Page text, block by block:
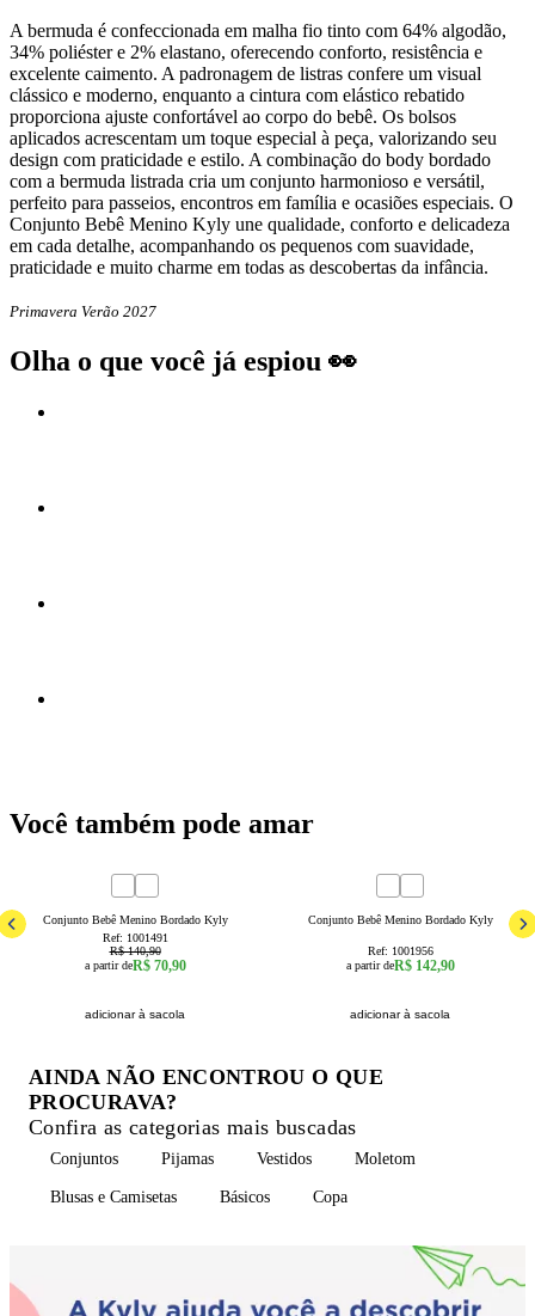
A bermuda é confeccionada em malha fio tinto com 64% algodão,
34% poliéster e 2% elastano, oferecendo conforto, resistência e
excelente caimento. A padronagem de listras confere um visual
clássico e moderno, enquanto a cintura com elástico rebatido
proporciona ajuste confortável ao corpo do bebê. Os bolsos
aplicados acrescentam um toque especial à peça, valorizando seu
design com praticidade e estilo. A combinação do body bordado
com a bermuda listrada cria um conjunto harmonioso e versátil,
perfeito para passeios, encontros em família e ocasiões especiais. O
Conjunto Bebê Menino Kyly une qualidade, conforto e delicadeza
em cada detalhe, acompanhando os pequenos com suavidade,
praticidade e muito charme em todas as descobertas da infância.
Primavera Verão 2027
Olha o que você já espiou 👀
Você também pode amar
Conjunto Bebê Menino Bordado Kyly
Ref: 1001491
R$ 140,90
a partir deR$ 70,90
adicionar à sacola
Conjunto Bebê Menino Bordado Kyly
Ref: 1001956
a partir deR$ 142,90
adicionar à sacola
AINDA NÃO ENCONTROU O QUE
PROCURAVA?
Confira as categorias mais buscadas
Conjuntos Pijamas Vestidos Moletom
Blusas e Camisetas Básicos Copa